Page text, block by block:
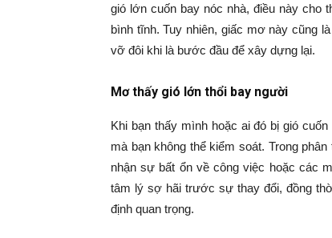
gió lớn cuốn bay nóc nhà, điều này cho
bình tĩnh. Tuy nhiên, giấc mơ này cũng
vỡ đôi khi là bước đầu để xây dựng lại.
Mơ thấy gió lớn thổi bay người
Khi bạn thấy mình hoặc ai đó bị gió
mà bạn không thể kiểm soát. Trong
nhận sự bất ổn về công việc hoặc các
tâm lý sợ hãi trước sự thay đổi, đồng
định quan trọng.